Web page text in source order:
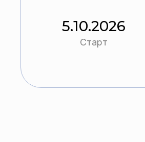
5.10.2026
Старт